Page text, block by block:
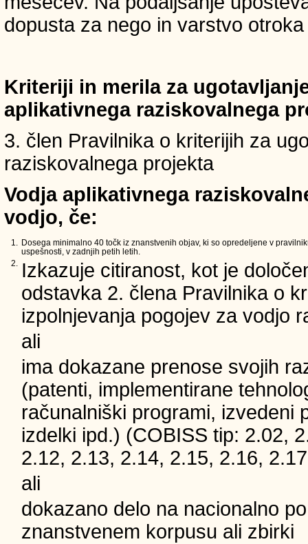
dopusta za nego in varstvo
Kriteriji in merila za
aplikativnega raziskovalnega
3. člen Pravilnika o kriterijih za
raziskovalnega projekta
Vodja aplikativnega
vodjo, če:
1.
Dosega minimalno 40 točk iz znanstvenih objav, ki so opredeljene v
uspešnosti, v zadnjih petih letih.
2.
Izkazuje citiranost, kot je
odstavka 2. člena Pravilnika o
izpolnjevanja pogojev za vodjo
ali
ima dokazane prenose svojih
(patenti, implementirane
računalniški programi, izvedeni
izdelki ipd.) (COBISS tip: 2.02,
2.12, 2.13, 2.14, 2.15, 2.16,
ali
dokazano delo na nacionalno
znanstvenem korpusu ali zbirki